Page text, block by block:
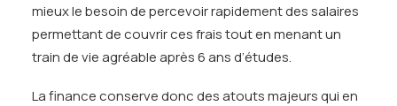
mieux le besoin de percevoir rapidement des salaires
permettant de couvrir ces frais tout en menant un
train de vie agréable après 6 ans d’études.
La finance conserve donc des atouts majeurs qui en